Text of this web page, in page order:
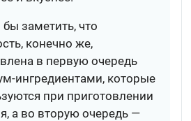
бы заметить, что
конечно же,
в первую очередь
ингредиентами, которые
при приготовлении
а во вторую очередь —